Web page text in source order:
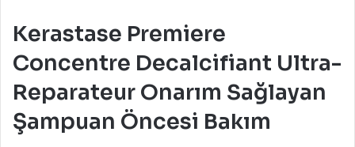
Kerastase Premiere
Concentre Decalcifiant Ultra-
Reparateur Onarım Sağlayan
Şampuan Öncesi Bakım